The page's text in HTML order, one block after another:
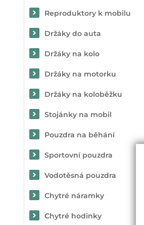
Reproduktory k mobilu
Držáky do auta
Držáky na kolo
Držáky na motorku
Držáky na koloběžku
Stojánky na mobil
Pouzdra na běhání
Sportovní pouzdra
Vodotěsná pouzdra
Chytré náramky
Chytré hodinky